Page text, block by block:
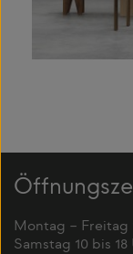
Montag – Freitag
Samstag 10 bis 18